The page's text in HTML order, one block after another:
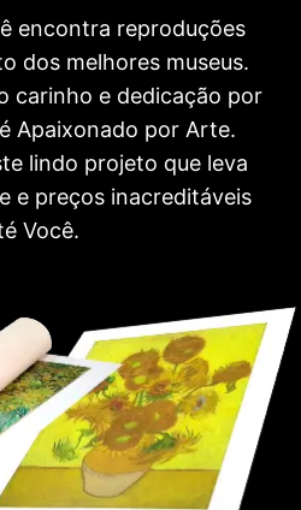
encontra reproduções
dos melhores museus.
carinho e dedicação por
Apaixonado por Arte.
lindo projeto que leva
e preços inacreditáveis
Você.